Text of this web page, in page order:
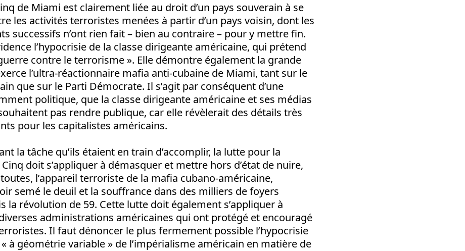
de Miami est clairement liée au droit d’un pays souverain à se
les activités terroristes menées à partir d’un pays voisin, dont les
successifs n’ont rien fait – bien au contraire – pour y mettre fin.
l’hypocrisie de la classe dirigeante américaine, qui prétend
contre le terrorisme ». Elle démontre également la grande
l’ultra-réactionnaire mafia anti-cubaine de Miami, tant sur le
que sur le Parti Démocrate. Il s’agit par conséquent d’une
politique, que la classe dirigeante américaine et ses médias
pas rendre publique, car elle révèlerait des détails très
pour les capitalistes américains.
la tâche qu’ils étaient en train d’accomplir, la lutte pour la
doit s’appliquer à démasquer et mettre hors d’état de nuire,
l’appareil terroriste de la mafia cubano-américaine,
semé le deuil et la souffrance dans des milliers de foyers
la révolution de 59. Cette lutte doit également s’appliquer à
administrations américaines qui ont protégé et encouragé
Il faut dénoncer le plus fermement possible l’hypocrisie
à géométrie variable » de l’impérialisme américain en matière de